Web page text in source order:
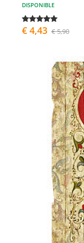
DISPONIBLE
€ 4,43 € 5,90